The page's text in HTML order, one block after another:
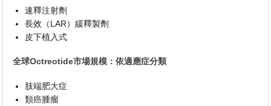
速釋注射劑
長效（LAR）緩釋製劑
皮下植入式
全球Octreotide市場規模：依適應症分類
肢端肥大症
類癌腫瘤